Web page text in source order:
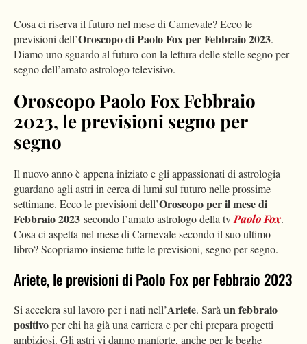
Cosa ci riserva il futuro nel mese di Carnevale? Ecco le
previsioni dell’Oroscopo di Paolo Fox per Febbraio 2023.
Diamo uno sguardo al futuro con la lettura delle stelle segno per
segno dell’amato astrologo televisivo.
Oroscopo Paolo Fox Febbraio
2023, le previsioni segno per
segno
Il nuovo anno è appena iniziato e gli appassionati di astrologia
guardano agli astri in cerca di lumi sul futuro nelle prossime
settimane. Ecco le previsioni dell’Oroscopo per il mese di
Febbraio 2023 secondo l’amato astrologo della tvPaolo Fox.
Cosa ci aspetta nel mese di Carnevale secondo il suo ultimo
libro? Scopriamo insieme tutte le previsioni, segno per segno.
Ariete, le previsioni di Paolo Fox per Febbraio 2023
Si accelera sul lavoro per i nati nell’Ariete. Saràun febbraio
positivoper chi ha già una carriera e per chi prepara progetti
ambiziosi. Gli astri vi danno manforte, anche per le beghe